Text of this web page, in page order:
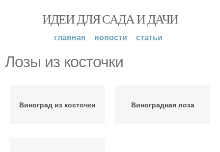
ИДЕИ ДЛЯ САДА И ДАЧИ
главная новости статьи
Лозы из косточки
Виноград из косточки Виноградная лоза